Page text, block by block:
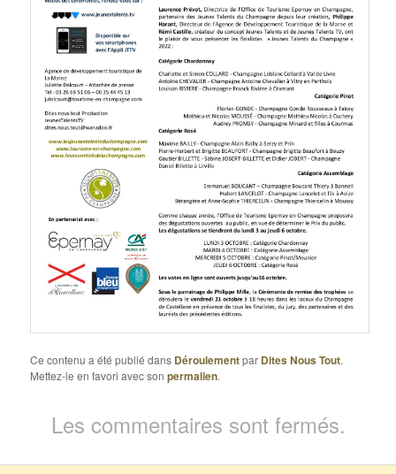
Ce contenu a été publié dans Déroulementpar Dites Nous Tout.
Mettez-le en favori avec sonpermalien.
Les commentaires sont fermés.